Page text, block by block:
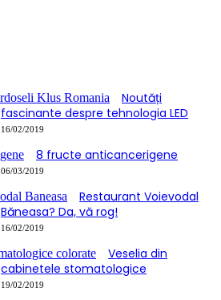
Noutăți
fascinante despre tehnologia LED
16/02/2019
8 fructe anticancerigene
06/03/2019
Restaurant Voievodal
Băneasa? Da, vă rog!
16/02/2019
Veselia din
cabinetele stomatologice
19/02/2019